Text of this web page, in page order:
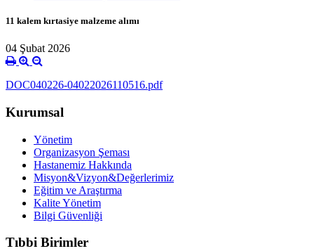
11 kalem kırtasiye malzeme alımı
04 Şubat 2026
DOC040226-04022026110516.pdf
Kurumsal
Yönetim
Organizasyon Şeması
Hastanemiz Hakkında
Misyon&Vizyon&Değerlerimiz
Eğitim ve Araştırma
Kalite Yönetim
Bilgi Güvenliği
Tıbbi Birimler